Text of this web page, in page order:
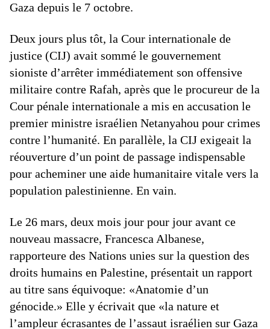
Gaza depuis le 7 octobre.
Deux jours plus tôt, la Cour internationale de
justice (CIJ) avait sommé le gouvernement
sioniste d’arrêter immédiatement son offensive
militaire contre Rafah, après que le procureur de la
Cour pénale internationale a mis en accusation le
premier ministre israélien Netanyahou pour crimes
contre l’humanité. En parallèle, la CIJ exigeait la
réouverture d’un point de passage indispensable
pour acheminer une aide humanitaire vitale vers la
population palestinienne. En vain.
Le 26 mars, deux mois jour pour jour avant ce
nouveau massacre, Francesca Albanese,
rapporteure des Nations unies sur la question des
droits humains en Palestine, présentait un rapport
au titre sans équivoque: «Anatomie d’un
génocide.» Elle y écrivait que «la nature et
l’ampleur écrasantes de l’assaut israélien sur Gaza